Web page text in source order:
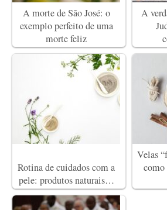
A morte de São José: o
exemplo perfeito de uma
morte feliz
A
Rotina de cuidados com a
pele: produtos naturais…
Velas
como